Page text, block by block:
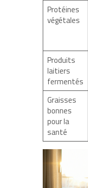
Protéines
végétales
Produits
laitiers
fermentés
Graisses
bonnes
pour la
santé